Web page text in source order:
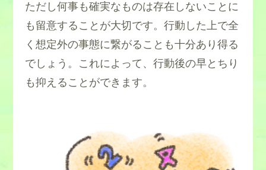
ただし何事も確実なものは存在しないことに
も留意することが大切です。行動した上で全
く想定外の事態に繋がることも十分あり得る
でしょう。これによって、行動後の早とちり
も抑えることができます。